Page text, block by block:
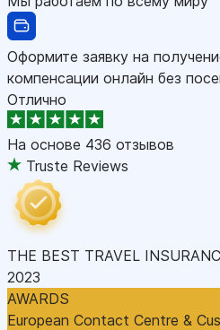
Оформите заявку на
компенсации онлайн без
Отлично
На основе 436 отзывов
Truste Reviews
THE BEST TRAVEL
2023
AWARDS
European Contact Centre &